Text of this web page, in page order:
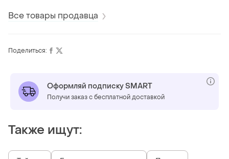
Все товары продавца
Поделиться:
Оформляй подписку SMART
Получи заказ с бесплатной доставкой
Также ищут: